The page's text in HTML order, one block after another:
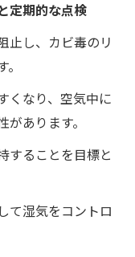
定期的な点検
止し、カビ毒のリ
くなり、空気中に
あります。
することを目標と
て湿気をコントロ